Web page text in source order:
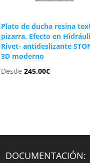
Plato de ducha resina
pizarra. Efecto en
Rivet- antideslizante
3D moderno
Desde245.00€
DOCUMENTACIÓN: